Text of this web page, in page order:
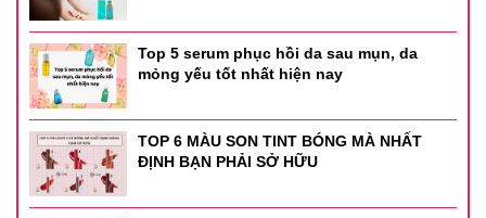
Top 5 serum phục hồi da sau mụn, da
mỏng yếu tốt nhất hiện nay
TOP 6 MÀU SON TINT BÓNG MÀ NHẤT
ĐỊNH BẠN PHẢI SỞ HỮU